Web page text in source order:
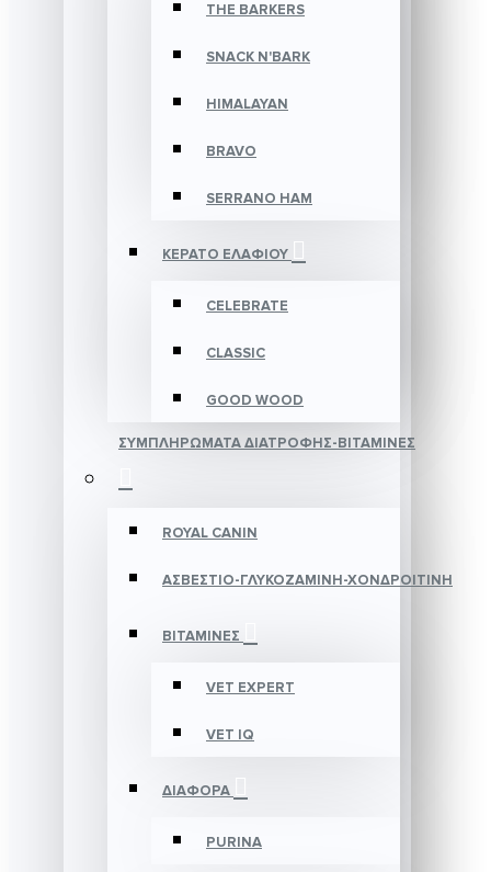
THE BARKERS
SNACK N'BARK
HIMALAYAN
BRAVO
SERRANO HAM
ΚΕΡΑΤΟ ΕΛΑΦΙΟΥ
CELEBRATE
CLASSIC
GOOD WOOD
ΣΥΜΠΛΗΡΩΜΑΤΑ ΔΙΑΤΡΟΦΗΣ-ΒΙΤΑΜΙΝΕΣ
ROYAL CANIN
ΑΣΒΕΣΤΙΟ-ΓΛΥΚΟΖΑΜΙΝΗ-ΧΟΝΔΡΟΙΤΙΝΗ
ΒΙΤΑΜΙΝΕΣ
VET EXPERT
VET IQ
ΔΙΑΦΟΡΑ
PURINA